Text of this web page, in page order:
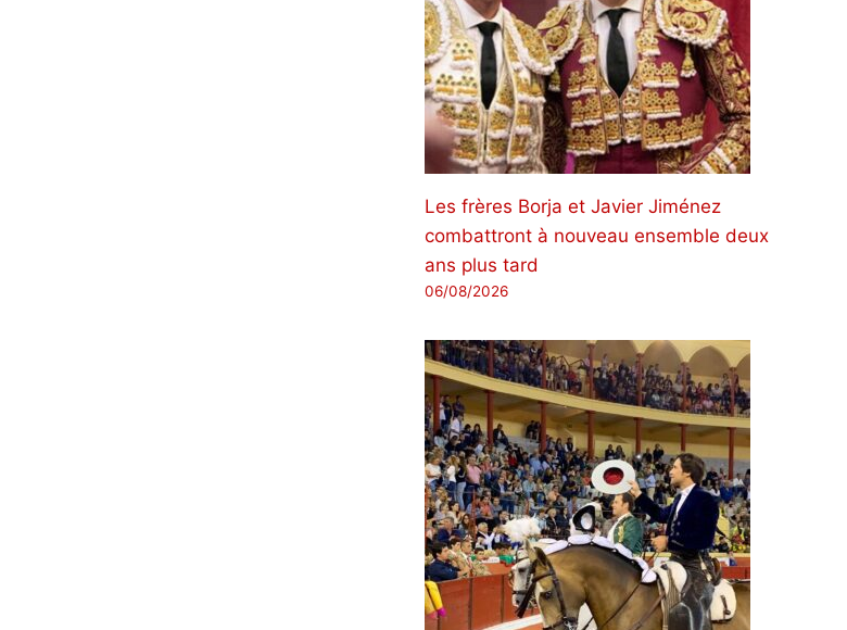
Les frères Borja et Javier Jiménez
combattront à nouveau ensemble deux
ans plus tard
06/08/2026